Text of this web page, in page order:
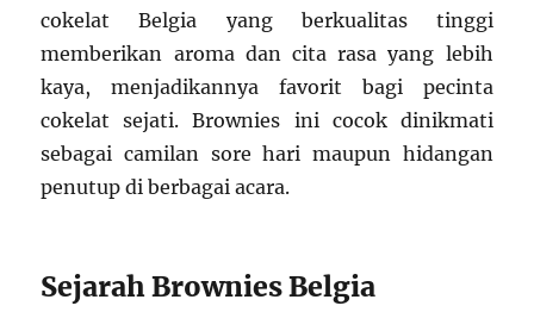
cokelat Belgia yang berkualitas tinggi
memberikan aroma dan cita rasa yang lebih
kaya, menjadikannya favorit bagi pecinta
cokelat sejati. Brownies ini cocok dinikmati
sebagai camilan sore hari maupun hidangan
penutup di berbagai acara.
Sejarah Brownies Belgia